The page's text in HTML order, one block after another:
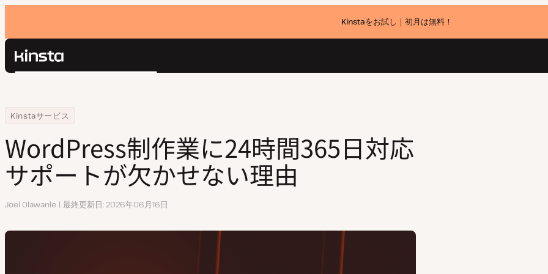
Kinstaをお試し｜初月は無料！
Kinsta®
価格設定
お問い合わせ
検
Home
リソースセンター
Kinstaサービス
WordPress制作業に24時間365日対応サポートが欠かせない理由
WordPress制作業に24時間365日対応
サポートが欠かせない理由
執
Joel Olawanle 最終更新日 2026年06月16日